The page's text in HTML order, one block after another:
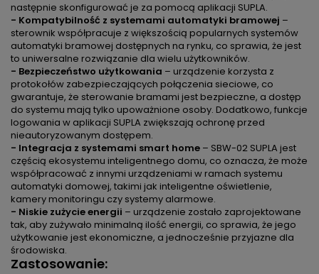
następnie skonfigurować je za pomocą aplikacji SUPLA.
- Kompatybilność z systemami automatyki bramowej –
sterownik współpracuje z większością popularnych systemów
automatyki bramowej dostępnych na rynku, co sprawia, że jest
to uniwersalne rozwiązanie dla wielu użytkowników.
- Bezpieczeństwo użytkowania – urządzenie korzysta z
protokołów zabezpieczających połączenia sieciowe, co
gwarantuje, że sterowanie bramami jest bezpieczne, a dostęp
do systemu mają tylko upoważnione osoby. Dodatkowo, funkcje
logowania w aplikacji SUPLA zwiększają ochronę przed
nieautoryzowanym dostępem.
- Integracja z systemami smart home – SBW-02 SUPLA jest
częścią ekosystemu inteligentnego domu, co oznacza, że może
współpracować z innymi urządzeniami w ramach systemu
automatyki domowej, takimi jak inteligentne oświetlenie,
kamery monitoringu czy systemy alarmowe.
- Niskie zużycie energii – urządzenie zostało zaprojektowane
tak, aby zużywało minimalną ilość energii, co sprawia, że jego
użytkowanie jest ekonomiczne, a jednocześnie przyjazne dla
środowiska.
Zastosowanie: